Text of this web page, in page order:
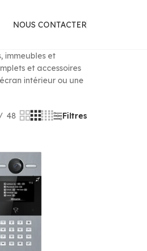
NOUS CONTACTER
immeubles et
et accessoires
intérieur ou une
48 Filtres